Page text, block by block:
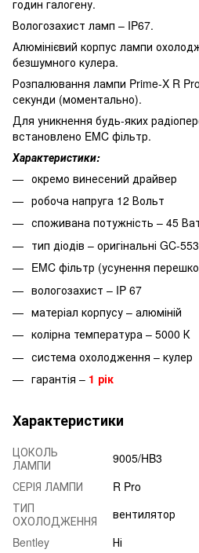
годин галогену.
Вологозахист ламп – IP67.
Алюмінієвий корпус лампи
безшумного кулера.
Розпалювання лампи Prime-X R
секунди (моментально).
Для уникнення будь-яких
встановлено EMC фільтр.
Характеристики:
окремо винесений драйвер
робоча напруга 12 Вольт
споживана потужність – 45
тип діодів – оригінальні GC-
EMC фільтр (усунення
вологозахист – IP 67
матеріал корпусу – алюміній
колірна температура – 5000 К
система охолодження – кулер
гарантія – 1 рік
Характеристики
ЦОКОЛЬ
ЛАМПИ
9005/HB3
СЕРІЯ ЛАМПИ
R Pro
ТИП
ОХОЛОДЖЕННЯ
вентилятор
Bentley
Ні